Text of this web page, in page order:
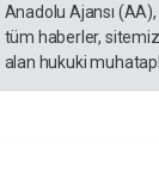
Anadolu Ajansı
tüm haberler,
alan hukuki